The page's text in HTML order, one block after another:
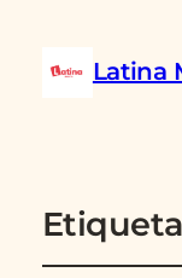
Latina